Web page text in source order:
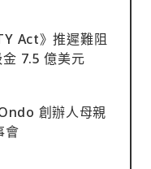
Act》推遲難阻
7.5 億美元
創辦人母親
會